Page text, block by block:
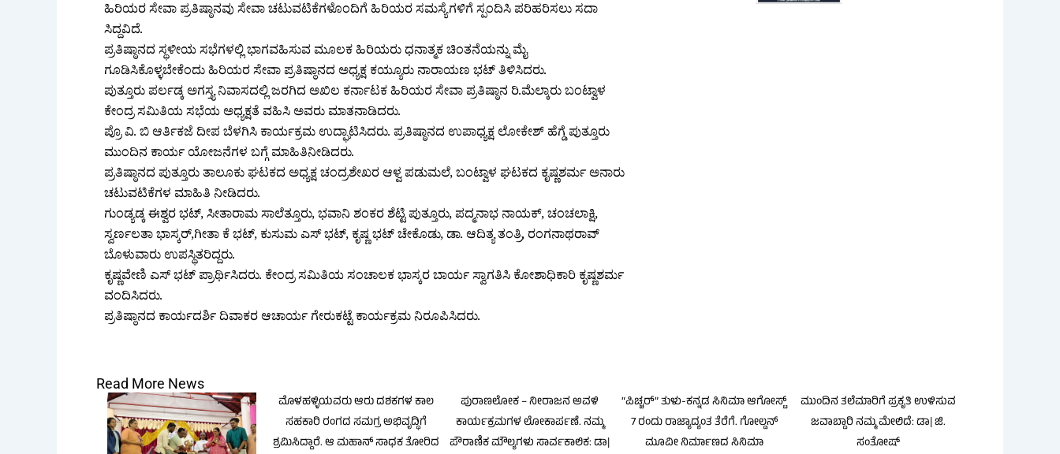
ಹಿರಿಯರ ಸೇವಾ ಪ್ರತಿಷ್ಠಾನವು ಸೇವಾ ಚಟುವಟಿಕೆಗಳೊಂದಿಗೆ ಹಿರಿಯರ ಸಮಸ್ಯೆಗಳಿಗೆ ಸ್ಪಂದಿಸಿ ಪರಿಹರಿಸಲು ಸದಾ
ಸಿದ್ದವಿದೆ.
ಪ್ರತಿಷ್ಠಾನದ ಸ್ಥಳೀಯ ಸಭೆಗಳಲ್ಲಿ ಭಾಗವಹಿಸುವ ಮೂಲಕ ಹಿರಿಯರು ಧನಾತ್ಮಕ ಚಿಂತನೆಯನ್ನು ಮೈ
ಗೂಡಿಸಿಕೊಳ್ಳಬೇಕೆಂದು ಹಿರಿಯರ ಸೇವಾ ಪ್ರತಿಷ್ಠಾನದ ಅಧ್ಯಕ್ಷ ಕಯ್ಯೂರು ನಾರಾಯಣ ಭಟ್ ತಿಳಿಸಿದರು.
ಪುತ್ತೂರು ಪರ್ಲಡ್ಕ ಅಗಸ್ತ್ಯ ನಿವಾಸದಲ್ಲಿ ಜರಗಿದ ಅಖಿಲ ಕರ್ನಾಟಕ ಹಿರಿಯರ ಸೇವಾ ಪ್ರತಿಷ್ಠಾನ ರಿ.ಮೆಲ್ಕಾರು ಬಂಟ್ವಾಳ
ಕೇಂದ್ರ ಸಮಿತಿಯ ಸಭೆಯ ಅಧ್ಯಕ್ಷತೆ ವಹಿಸಿ ಅವರು ಮಾತನಾಡಿದರು.
ಪ್ರೊ ವಿ. ಬಿ ಆರ್ತಿಕಜೆ ದೀಪ ಬೆಳಗಿಸಿ ಕಾರ್ಯಕ್ರಮ ಉದ್ಘಾಟಿಸಿದರು. ಪ್ರತಿಷ್ಠಾನದ ಉಪಾಧ್ಯಕ್ಷ ಲೋಕೇಶ್ ಹೆಗ್ಡೆ ಪುತ್ತೂರು
ಮುಂದಿನ ಕಾರ್ಯ ಯೋಜನೆಗಳ ಬಗ್ಗೆ ಮಾಹಿತಿನೀಡಿದರು.
ಪ್ರತಿಷ್ಠಾನದ ಪುತ್ತೂರು ತಾಲೂಕು ಘಟಕದ ಅಧ್ಯಕ್ಷ ಚಂದ್ರಶೇಖರ ಆಳ್ವ ಪಡುಮಲೆ, ಬಂಟ್ವಾಳ ಘಟಕದ ಕೃಷ್ಣಶರ್ಮ ಅನಾರು
ಚಟುವಟಿಕೆಗಳ ಮಾಹಿತಿ ನೀಡಿದರು.
ಗುಂಡ್ಯಡ್ಕ ಈಶ್ವರ ಭಟ್, ಸೀತಾರಾಮ ಸಾಲೆತ್ತೂರು, ಭವಾನಿ ಶಂಕರ ಶೆಟ್ಟಿ ಪುತ್ತೂರು, ಪದ್ಮನಾಭ ನಾಯಕ್, ಚಂಚಲಾಕ್ಷಿ,
ಸ್ವರ್ಣಲತಾ ಭಾಸ್ಕರ್,ಗೀತಾ ಕೆ ಭಟ್, ಕುಸುಮ ಎಸ್ ಭಟ್, ಕೃಷ್ಣ ಭಟ್ ಚೇಕೊಡು, ಡಾ. ಆದಿತ್ಯ ತಂತ್ರಿ, ರಂಗನಾಥರಾವ್
ಬೊಳುವಾರು ಉಪಸ್ಥಿತರಿದ್ದರು.
ಕೃಷ್ಣವೇಣಿ ಎಸ್ ಭಟ್ ಪ್ರಾರ್ಥಿಸಿದರು. ಕೇಂದ್ರ ಸಮಿತಿಯ ಸಂಚಾಲಕ ಭಾಸ್ಕರ ಬಾರ್ಯ ಸ್ವಾಗತಿಸಿ ಕೋಶಾಧಿಕಾರಿ ಕೃಷ್ಣಶರ್ಮ
ವಂದಿಸಿದರು.
ಪ್ರತಿಷ್ಠಾನದ ಕಾರ್ಯದರ್ಶಿ ದಿವಾಕರ ಆಚಾರ್ಯ ಗೇರುಕಟ್ಟೆ ಕಾರ್ಯಕ್ರಮ ನಿರೂಪಿಸಿದರು.
Read More News
ಮೊಳಹಳ್ಳಿಯವರು ಆರು ದಶಕಗಳ ಕಾಲ
ಸಹಕಾರಿ ರಂಗದ ಸಮಗ್ರ ಅಭಿವೃದ್ಧಿಗೆ
ಶ್ರಮಿಸಿದ್ದಾರೆ. ಆ ಮಹಾನ್ ಸಾಧಕ ತೋರಿದ
ಪುರಾಣಲೋಕ – ನೀರಾಜನ ಅವಳಿ
ಕಾರ್ಯಕ್ರಮಗಳ ಲೋಕಾರ್ಪಣೆ. ನಮ್ಮ
ಪೌರಾಣಿಕ ಮೌಲ್ಯಗಳು ಸಾರ್ವಕಾಲಿಕ: ಡಾ|
“ಪಿಚ್ಚರ್” ತುಳು-ಕನ್ನಡ ಸಿನಿಮಾ ಆಗೋಸ್ಟ್
7 ರಂದು ರಾಜ್ಯಾದ್ಯಂತ ತೆರೆಗೆ. ಗೋಲ್ಡನ್
ಮೂವೀ ನಿರ್ಮಾಣದ ಸಿನಿಮಾ
ಮುಂದಿನ ತಲೆಮಾರಿಗೆ ಪ್ರಕೃತಿ ಉಳಿಸುವ
ಜವಾಬ್ದಾರಿ ನಮ್ಮ ಮೇಲಿದೆ: ಡಾ| ಜಿ.
ಸಂತೋಷ್